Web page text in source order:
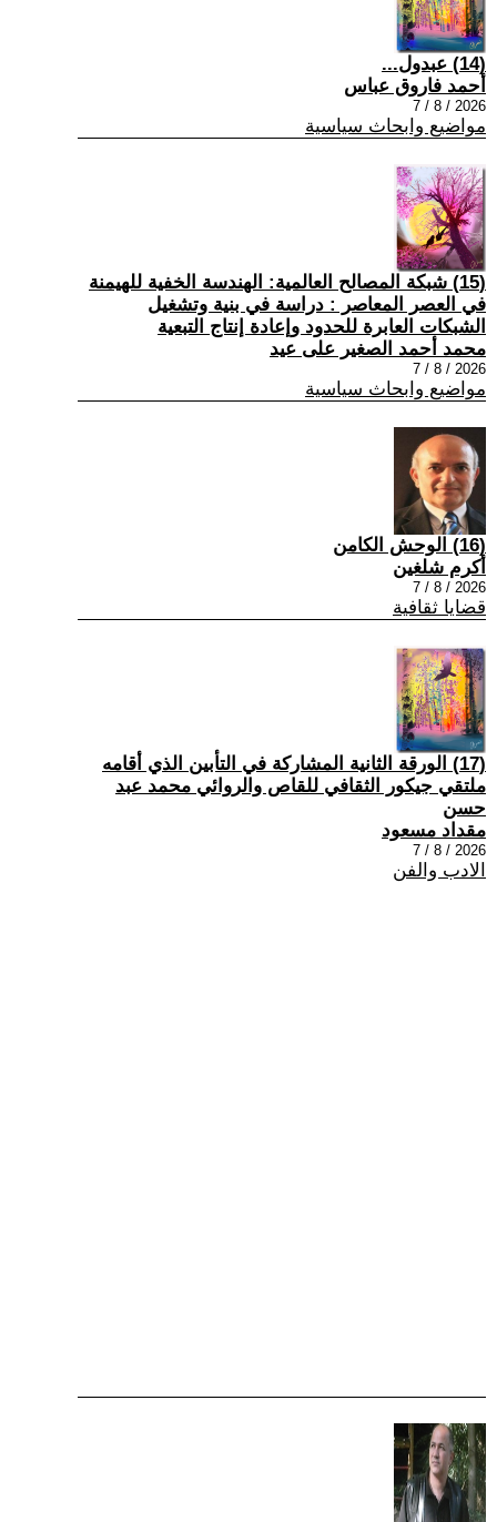
(14) عبدول...
أحمد فاروق عباس
2026 / 8 / 7
مواضيع وابحاث سياسية
(15) شبكة المصالح العالمية: الهندسة الخفية للهيمنة
في العصر المعاصر : دراسة في بنية وتشغيل
الشبكات العابرة للحدود وإعادة إنتاج التبعية
محمد أحمد الصغير على عيد
2026 / 8 / 7
مواضيع وابحاث سياسية
(16) الوحش الكامن
أكرم شلغين
2026 / 8 / 7
قضايا ثقافية
(17) الورقة الثانية المشاركة في التأبين الذي أقامه
ملتقي جيكور الثقافي للقاص والروائي محمد عبد
حسن
مقداد مسعود
2026 / 8 / 7
الادب والفن